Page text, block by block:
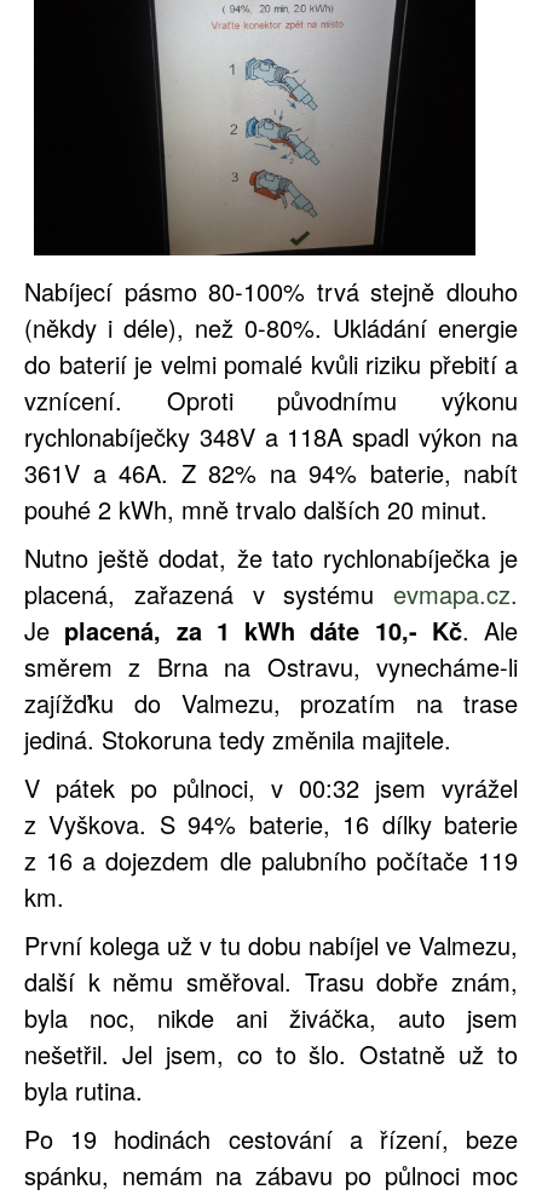
Nabíjecí pásmo 80-100% trvá stejně dlouho
(někdy i déle), než 0-80%. Ukládání energie
do baterií je velmi pomalé kvůli riziku přebití a
vznícení. Oproti původnímu výkonu
rychlonabíječky 348V a 118A spadl výkon na
361V a 46A. Z 82% na 94% baterie, nabít
pouhé 2 kWh, mně trvalo dalších 20 minut.
Nutno ještě dodat, že tato rychlonabíječka je
placená, zařazená v systému evmapa.cz.
Je placená, za 1 kWh dáte 10,- Kč. Ale
směrem z Brna na Ostravu, vynecháme-li
zajížďku do Valmezu, prozatím na trase
jediná. Stokoruna tedy změnila majitele.
V pátek po půlnoci, v 00:32 jsem vyrážel
z Vyškova. S 94% baterie, 16 dílky baterie
z 16 a dojezdem dle palubního počítače 119
km.
První kolega už v tu dobu nabíjel ve Valmezu,
další k němu směřoval. Trasu dobře znám,
byla noc, nikde ani živáčka, auto jsem
nešetřil. Jel jsem, co to šlo. Ostatně už to
byla rutina.
Po 19 hodinách cestování a řízení, beze
spánku, nemám na zábavu po půlnoci moc